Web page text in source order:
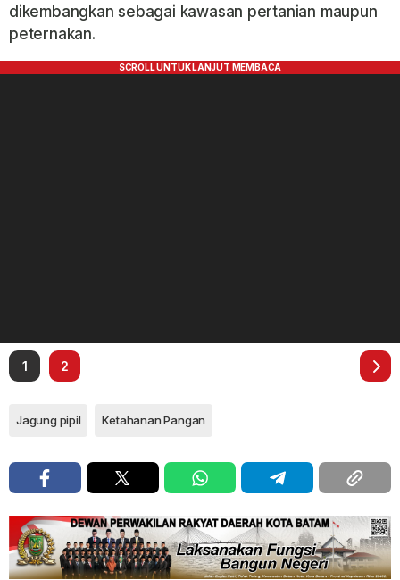
dikembangkan sebagai kawasan pertanian maupun
peternakan.
1 2
Jagung pipil Ketahanan Pangan